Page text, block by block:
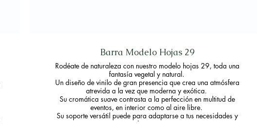
Barra Modelo Hojas 29
Rodéate de naturaleza con nuestro modelo hojas 29, toda una
fantasía vegetal y natural.
Un diseño de vinilo de gran presencia que crea una atmósfera
atrevida a la vez que moderna y exótica.
Su cromática suave contrasta a la perfección en multitud de
eventos, en interior como al aire libre.
Su soporte versátil puede para adaptarse a tus necesidades y
preferencias.